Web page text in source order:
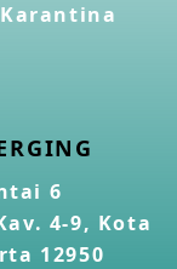
Keempat di
di Italia
6
4-9, Kota
12950